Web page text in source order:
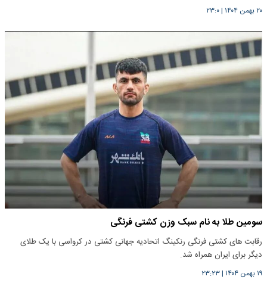
۲۰ بهمن ۱۴۰۴ |۲۳:۰
سومین طلا به نام سبک وزن کشتی فرنگی
رقابت های کشتی فرنگی رنکینگ اتحادیه جهانی کشتی در کرواسی با یک طلای
دیگر‌ برای ایران همراه شد.
۱۹ بهمن ۱۴۰۴ |۲۳:۲۳